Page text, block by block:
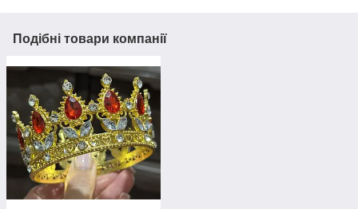
Подібні товари компанії